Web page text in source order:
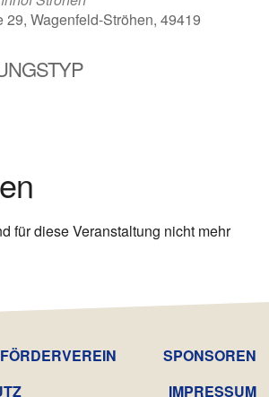
29, Wagenfeld-Ströhen, 49419
für diese Veranstaltung nicht mehr
FÖRDERVEREIN
SPONSOREN
IMPRESSUM